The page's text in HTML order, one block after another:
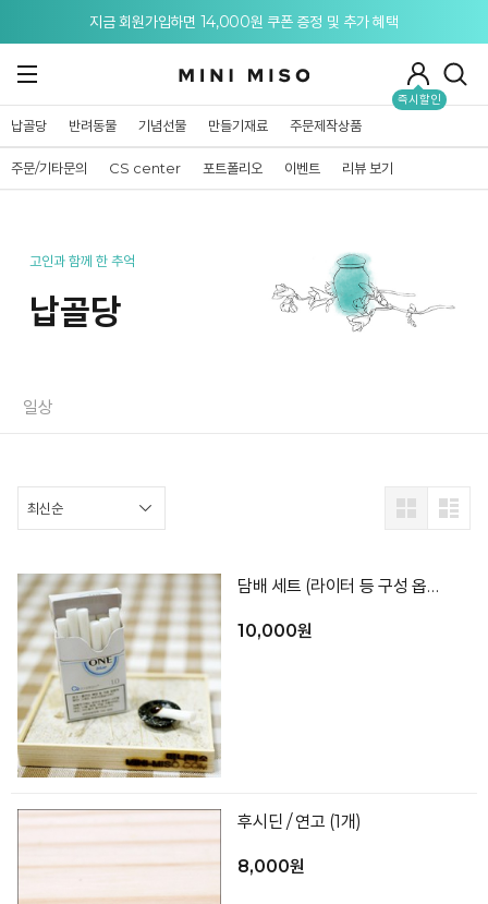
지금 회원가입하면 14,000원 쿠폰 증정 및 추가 혜택
즉시할인
납골당 반려동물 기념선물 만들기재료 주문제작상품
주문/기타문의 CS center 포트폴리오 이벤트 리뷰 보기
고인과 함께 한 추억
납골당
일상
담배 세트 (라이터 등 구성 옵션선택)
10,000원
후시딘 / 연고 (1개)
8,000원